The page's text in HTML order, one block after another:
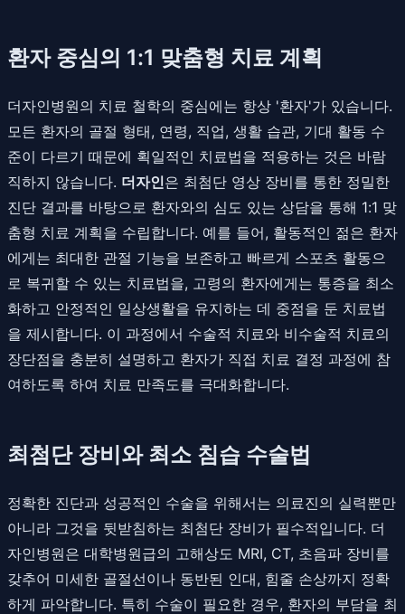
환자 중심의 1:1 맞춤형 치료 계획
더자인병원의 치료 철학의 중심에는 항상 '환자'가 있습니다.
모든 환자의 골절 형태, 연령, 직업, 생활 습관, 기대 활동 수
준이 다르기 때문에 획일적인 치료법을 적용하는 것은 바람
직하지 않습니다. 더자인은 최첨단 영상 장비를 통한 정밀한
진단 결과를 바탕으로 환자와의 심도 있는 상담을 통해 1:1 맞
춤형 치료 계획을 수립합니다. 예를 들어, 활동적인 젊은 환자
에게는 최대한 관절 기능을 보존하고 빠르게 스포츠 활동으
로 복귀할 수 있는 치료법을, 고령의 환자에게는 통증을 최소
화하고 안정적인 일상생활을 유지하는 데 중점을 둔 치료법
을 제시합니다. 이 과정에서 수술적 치료와 비수술적 치료의
장단점을 충분히 설명하고 환자가 직접 치료 결정 과정에 참
여하도록 하여 치료 만족도를 극대화합니다.
최첨단 장비와 최소 침습 수술법
정확한 진단과 성공적인 수술을 위해서는 의료진의 실력뿐만
아니라 그것을 뒷받침하는 최첨단 장비가 필수적입니다. 더
자인병원은 대학병원급의 고해상도 MRI, CT, 초음파 장비를
갖추어 미세한 골절선이나 동반된 인대, 힘줄 손상까지 정확
하게 파악합니다. 특히 수술이 필요한 경우, 환자의 부담을 최